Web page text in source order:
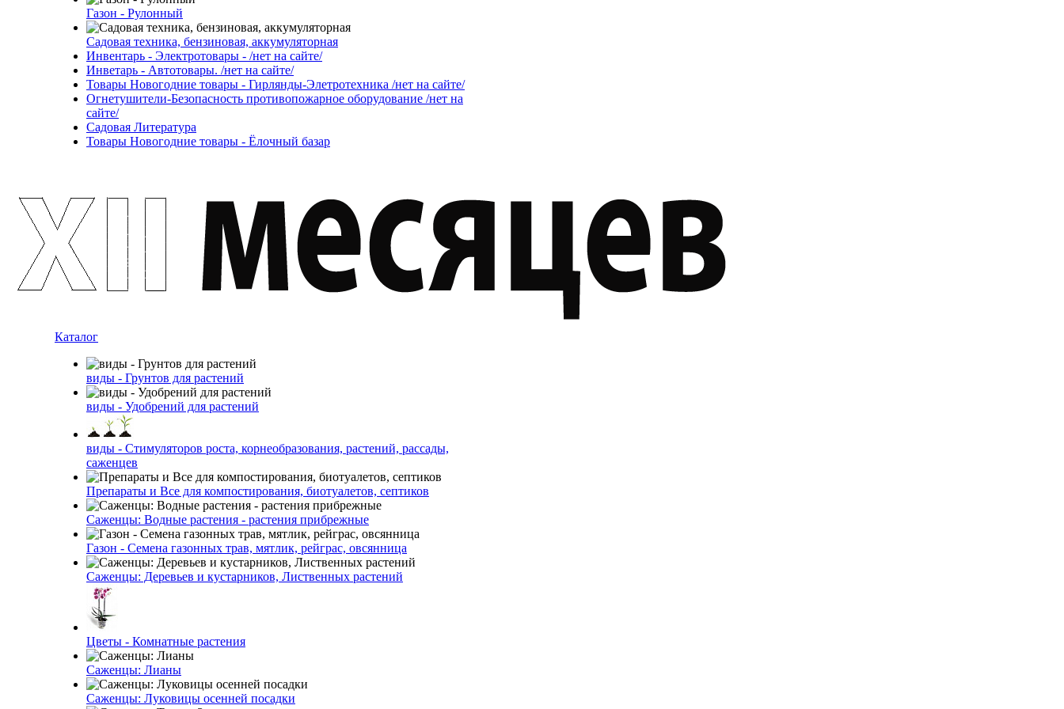
Газон - Рулонный
Садовая техника, бензиновая, аккумуляторная
Инвентарь - Электротовары - /нет на сайте/
Инветарь - Автотовары. /нет на сайте/
Товары Новогодние товары - Гирлянды-Элетротехника /нет на сайте/
Огнетушители-Безопасность противопожарное оборудование /нет на
сайте/
Садовая Литература
Товары Новогодние товары - Ёлочный базар
Каталог
виды - Грунтов для растений
виды - Удобрений для растений
виды - Стимуляторов роста, корнеобразования, растений, рассады,
саженцев
Препараты и Все для компостирования, биотуалетов, септиков
Саженцы: Водные растения - растения прибрежные
Газон - Семена газонных трав, мятлик, рейграс, овсянница
Саженцы: Деревьев и кустарников, Лиственных растений
Цветы - Комнатные растения
Саженцы: Лианы
Саженцы: Луковицы осенней посадки